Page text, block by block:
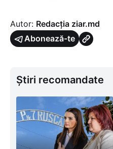
Autor: Redacția ziar.md
Abonează-te
Știri recomandate